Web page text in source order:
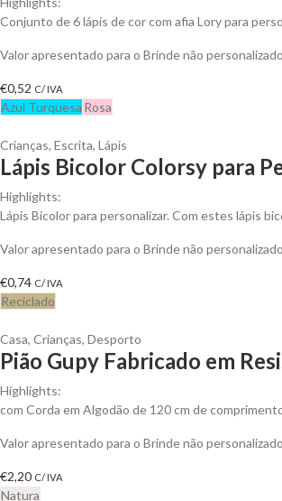
Conjunto de 6 lápis de cor com afia Lory para
Valor apresentado para o Brinde não
€0,52 C/ IVA
Azul Turquesa Rosa
Crianças, Escrita, Lápis
Lápis Bicolor Colorsy para
Highlights:
Lápis Bicolor para personalizar. Com estes lápis
Valor apresentado para o Brinde não
€0,74 C/ IVA
Reciclado
Casa, Crianças, Desporto
Pião Gupy Fabricado em
Highlights:
com Corda em Algodão de 120 cm de
Valor apresentado para o Brinde não
€2,20 C/ IVA
Natura